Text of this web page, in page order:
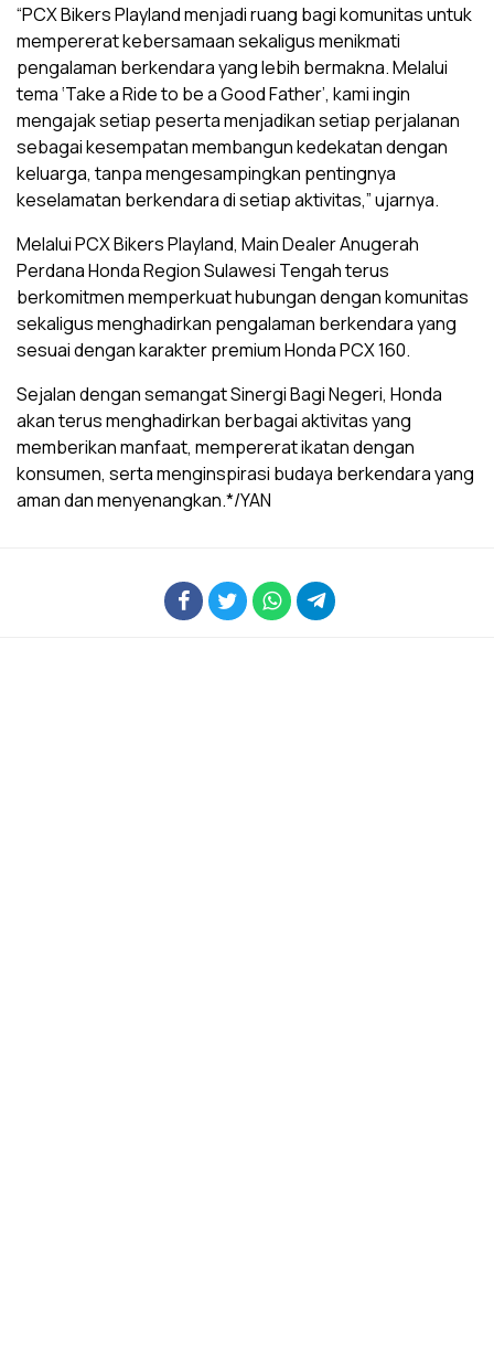
“PCX Bikers Playland menjadi ruang bagi komunitas untuk
mempererat kebersamaan sekaligus menikmati
pengalaman berkendara yang lebih bermakna. Melalui
tema ‘Take a Ride to be a Good Father’, kami ingin
mengajak setiap peserta menjadikan setiap perjalanan
sebagai kesempatan membangun kedekatan dengan
keluarga, tanpa mengesampingkan pentingnya
keselamatan berkendara di setiap aktivitas,” ujarnya.
Melalui PCX Bikers Playland, Main Dealer Anugerah
Perdana Honda Region Sulawesi Tengah terus
berkomitmen memperkuat hubungan dengan komunitas
sekaligus menghadirkan pengalaman berkendara yang
sesuai dengan karakter premium Honda PCX 160.
Sejalan dengan semangat Sinergi Bagi Negeri, Honda
akan terus menghadirkan berbagai aktivitas yang
memberikan manfaat, mempererat ikatan dengan
konsumen, serta menginspirasi budaya berkendara yang
aman dan menyenangkan.*/YAN